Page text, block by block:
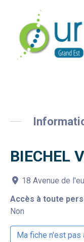
BIECHEL
18 Avenue de
Accès à toute
Non
Ma fiche n'est pas